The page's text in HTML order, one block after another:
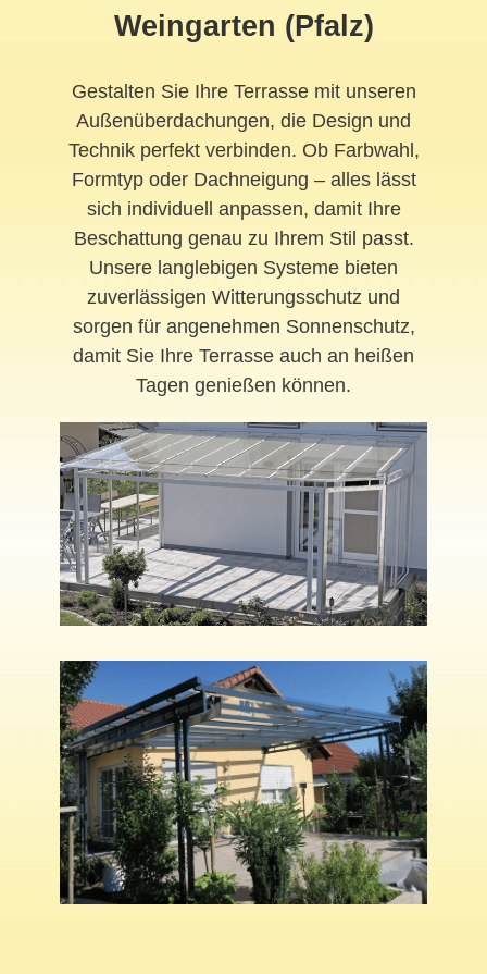
Weingarten (Pfalz)
Gestalten Sie Ihre Terrasse mit unseren
Außenüberdachungen, die Design und
Technik perfekt verbinden. Ob Farbwahl,
Formtyp oder Dachneigung – alles lässt
sich individuell anpassen, damit Ihre
Beschattung genau zu Ihrem Stil passt.
Unsere langlebigen Systeme bieten
zuverlässigen Witterungsschutz und
sorgen für angenehmen Sonnenschutz,
damit Sie Ihre Terrasse auch an heißen
Tagen genießen können.